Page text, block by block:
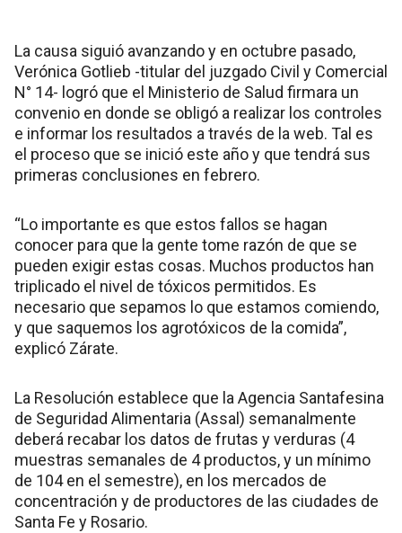
La causa siguió avanzando y en octubre pasado,
Verónica Gotlieb -titular del juzgado Civil y Comercial
N° 14- logró que el Ministerio de Salud firmara un
convenio en donde se obligó a realizar los controles
e informar los resultados a través de la web. Tal es
el proceso que se inició este año y que tendrá sus
primeras conclusiones en febrero.
“Lo importante es que estos fallos se hagan
conocer para que la gente tome razón de que se
pueden exigir estas cosas. Muchos productos han
triplicado el nivel de tóxicos permitidos. Es
necesario que sepamos lo que estamos comiendo,
y que saquemos los agrotóxicos de la comida”,
explicó Zárate.
La Resolución establece que la Agencia Santafesina
de Seguridad Alimentaria (Assal) semanalmente
deberá recabar los datos de frutas y verduras (4
muestras semanales de 4 productos, y un mínimo
de 104 en el semestre), en los mercados de
concentración y de productores de las ciudades de
Santa Fe y Rosario.